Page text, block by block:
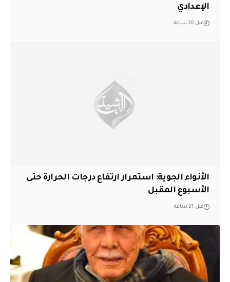
الإعدادي
قبل 20 ساعة
الأنواء الجوية: استمرار ارتفاع درجات الحرارة حتى
الأسبوع المقبل
قبل 21 ساعة